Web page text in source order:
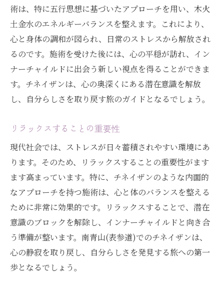
術は、特に五行思想に基づいたアプローチを用い、木火
土金水のエネルギーバランスを整えます。これにより、
心と身体の調和が図られ、日常のストレスから解放され
るのです。施術を受けた後には、心の平穏が訪れ、イン
ナーチャイルドに出会う新しい視点を得ることができま
す。チネイザンは、心の奥深くにある潜在意識を解放
し、自分らしさを取り戻す旅のガイドとなるでしょう。
リラックスすることの重要性
現代社会では、ストレスが日々蓄積されやすい環境にあ
ります。そのため、リラックスすることの重要性がます
ます高まっています。特に、チネイザンのような内面的
なアプローチを持つ施術は、心と体のバランスを整える
ために非常に効果的です。リラックスすることで、潜在
意識のブロックを解除し、インナーチャイルドと向き合
う準備が整います。南青山(表参道)でのチネイザンは、
心の静寂を取り戻し、自分らしさを発見する旅への第一
歩となるでしょう。